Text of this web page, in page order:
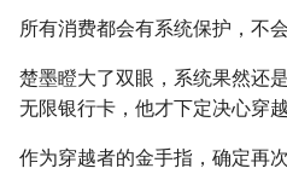
所有消费都会有系统保护，不
楚墨瞪大了双眼，系统果然还
无限银行卡，他才下定决心穿越
作为穿越者的金手指，确定再